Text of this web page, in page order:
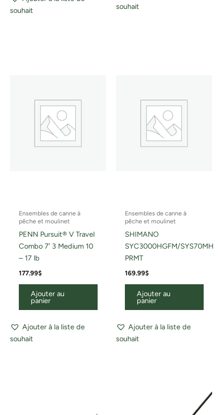
souhait
souhait
Ensembles de canne à
pêche et moulinet
PENN Pursuit® V Travel
Combo 7′ 3 Medium 10
– 17 lb
177.99$
Ajouter au
panier
Ajouter à la liste de
souhait
Ensembles de canne à
pêche et moulinet
SHIMANO
SYC3000HGFM/SYS70MH
PRMT
169.99$
Ajouter au
panier
Ajouter à la liste de
souhait